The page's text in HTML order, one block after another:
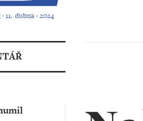
11. dubna ‧ 2024